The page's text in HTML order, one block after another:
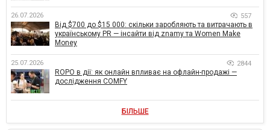
26.07.2026 557
Від $700 до $15 000: скільки заробляють та витрачають в
українському PR — інсайти від znamy та Women Make
Money
25.07.2026 2844
ROPO в дії: як онлайн впливає на офлайн-продажі —
дослідження COMFY
БІЛЬШЕ